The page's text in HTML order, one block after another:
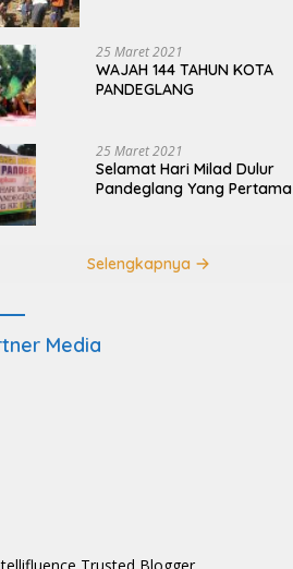
25 Maret 2021
WAJAH 144 TAHUN KOTA
PANDEGLANG
25 Maret 2021
Selamat Hari Milad Dulur
Pandeglang Yang Pertama
Selengkapnya
Media